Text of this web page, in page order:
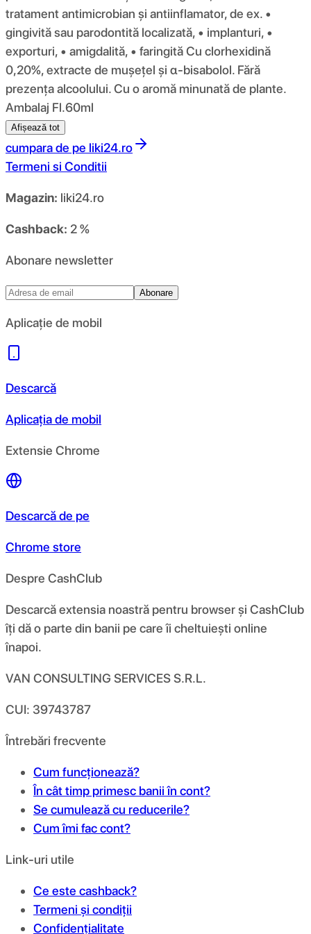
tratament antimicrobian și antiinflamator, de ex. •
gingivită sau parodontită localizată, • implanturi, •
exporturi, • amigdalită, • faringită Cu clorhexidină
0,20%, extracte de mușețel și α-bisabolol. Fără
prezența alcoolului. Cu o aromă minunată de plante.
Ambalaj Fl.60ml
Afișează tot
cumpara de pe liki24.ro
Termeni si Conditii
Magazin: liki24.ro
Cashback: 2 %
Abonare newsletter
Abonare
Aplicație de mobil
Descarcă
Aplicația de mobil
Extensie Chrome
Descarcă de pe
Chrome store
Despre CashClub
Descarcă extensia noastră pentru browser și CashClub
îți dă o parte din banii pe care îi cheltuiești online
înapoi.
VAN CONSULTING SERVICES S.R.L.
CUI: 39743787
Întrebări frecvente
Cum funcționează?
În cât timp primesc banii în cont?
Se cumulează cu reducerile?
Cum îmi fac cont?
Link-uri utile
Ce este cashback?
Termeni și condiții
Confidențialitate